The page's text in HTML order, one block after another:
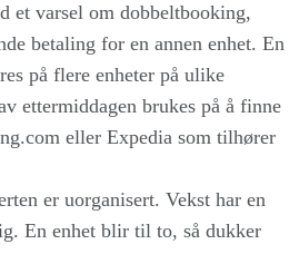
et varsel om dobbeltbooking,
betaling for en annen enhet. En
på flere enheter på ulike
ettermiddagen brukes på å finne
eller Expedia som tilhører
er uorganisert. Vekst har en
En enhet blir til to, så dukker